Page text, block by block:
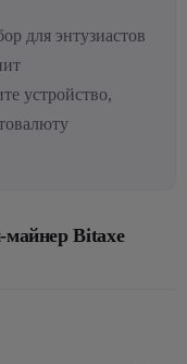
для энтузиастов
устройство,
Bitaxe